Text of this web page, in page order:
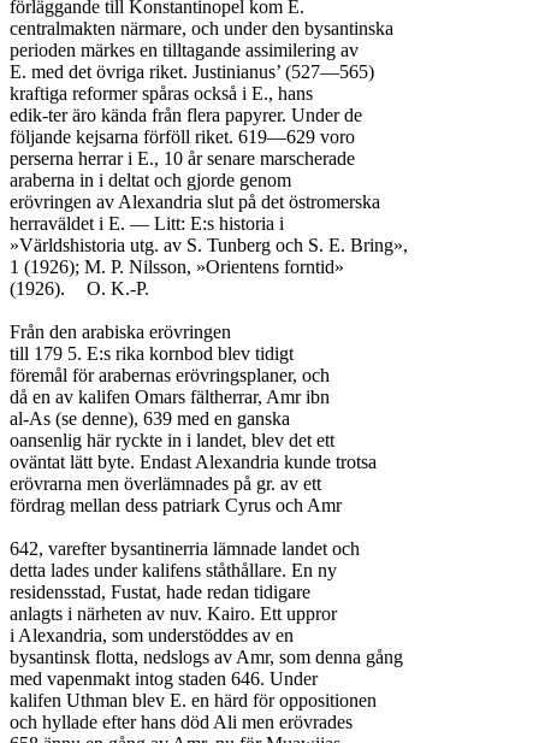
förläggande till Konstantinopel kom E.
centralmakten närmare, och under den bysantinska
perioden märkes en tilltagande assimilering av
E. med det övriga riket. Justinianus’ (527—565)
kraftiga reformer spåras också i E., hans
edik-ter äro kända från flera papyrer. Under de
följande kejsarna förföll riket. 619—629 voro
perserna herrar i E., 10 år senare marscherade
araberna in i deltat och gjorde genom
erövringen av Alexandria slut på det östromerska
herraväldet i E. — Litt: E:s historia i
»Världshistoria utg. av S. Tunberg och S. E. Bring»,
1 (1926); M. P. Nilsson, »Orientens forntid»
(1926).	O. K.-P.
Från den arabiska erövringen
till 179 5. E:s rika kornbod blev tidigt
föremål för arabernas erövringsplaner, och
då en av kalifen Omars fältherrar, Amr ibn
al-As (se denne), 639 med en ganska
oansenlig här ryckte in i landet, blev det ett
oväntat lätt byte. Endast Alexandria kunde trotsa
erövrarna men överlämnades på gr. av ett
fördrag mellan dess patriark Cyrus och Amr
642, varefter bysantinerria lämnade landet och
detta lades under kalifens ståthållare. En ny
residensstad, Fustat, hade redan tidigare
anlagts i närheten av nuv. Kairo. Ett uppror
i Alexandria, som understöddes av en
bysantinsk flotta, nedslogs av Amr, som denna gång
med vapenmakt intog staden 646. Under
kalifen Uthman blev E. en härd för oppositionen
och hyllade efter hans död Ali men erövrades